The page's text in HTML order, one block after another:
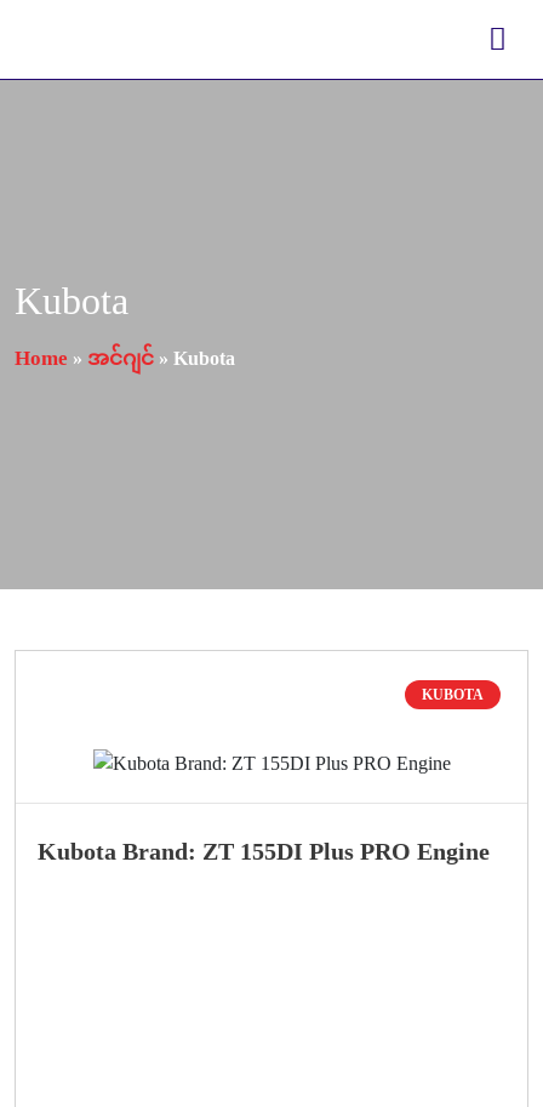
Kubota
Home » အင်ဂျင် » Kubota
KUBOTA
Kubota Brand: ZT 155DI Plus PRO Engine